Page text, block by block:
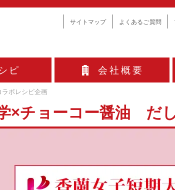
サイトマップ よくあるご質問
ピ 会社概要
ボレシピ企画
×チョーコー醤油 だ